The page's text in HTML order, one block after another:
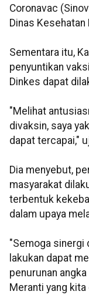
Coronavac
Dinas Kesehatan
Sementara itu,
penyuntikan
Dinkes dapat
"Melihat
divaksin, saya
dapat tercapai,"
Dia menyebut,
masyarakat
terbentuk
dalam upaya
"Semoga sinergi
lakukan dapat
penurunan
Meranti yang kita